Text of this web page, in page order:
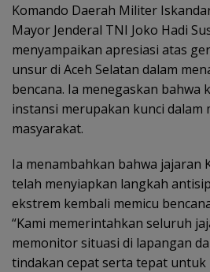
Komando Daerah Militer
Mayor Jenderal TNI Joko Hadi
menyampaikan apresiasi atas
unsur di Aceh Selatan dalam
bencana. Ia menegaskan bahwa
instansi merupakan kunci dalam
masyarakat.
Ia menambahkan bahwa jajaran
telah menyiapkan langkah
ekstrem kembali memicu
“Kami memerintahkan seluruh
memonitor situasi di lapangan
tindakan cepat serta tepat untuk